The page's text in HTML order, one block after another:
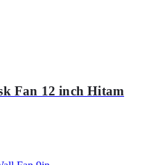
Fan 12 inch Hitam